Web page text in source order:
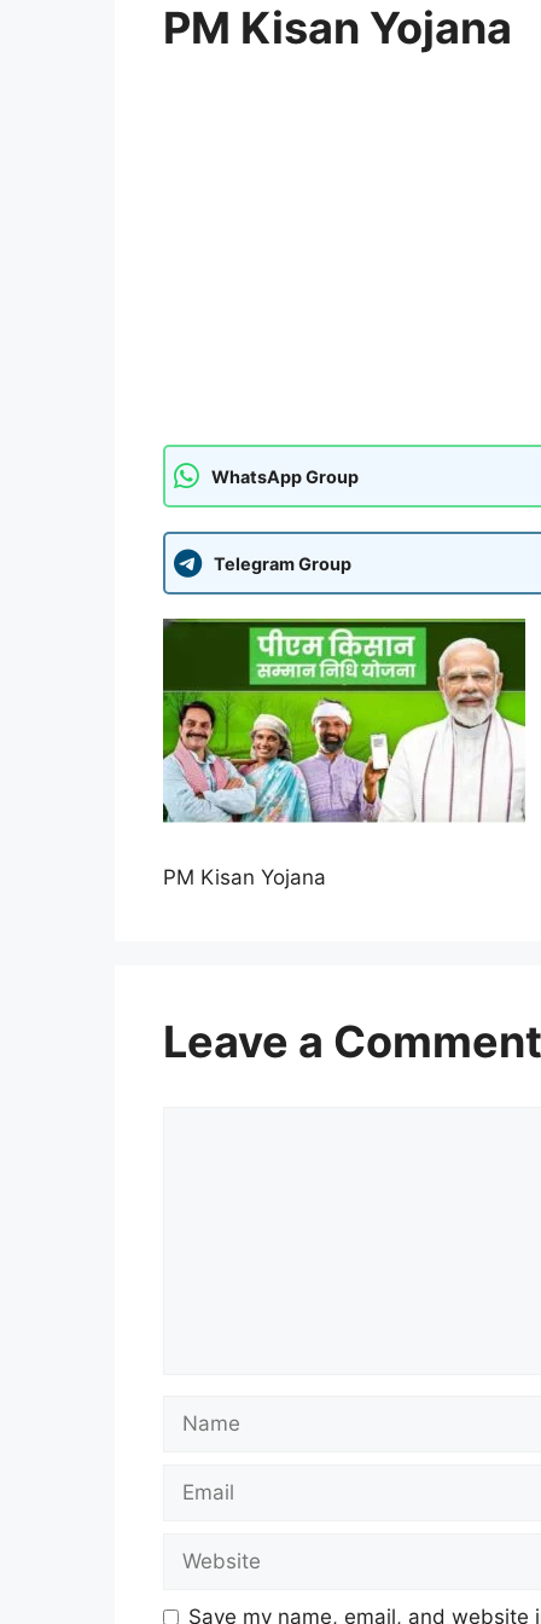
PM Kisan Yojana
WhatsApp Group
Telegram Group
PM Kisan Yojana
Leave a Comment
Save my name, email, and